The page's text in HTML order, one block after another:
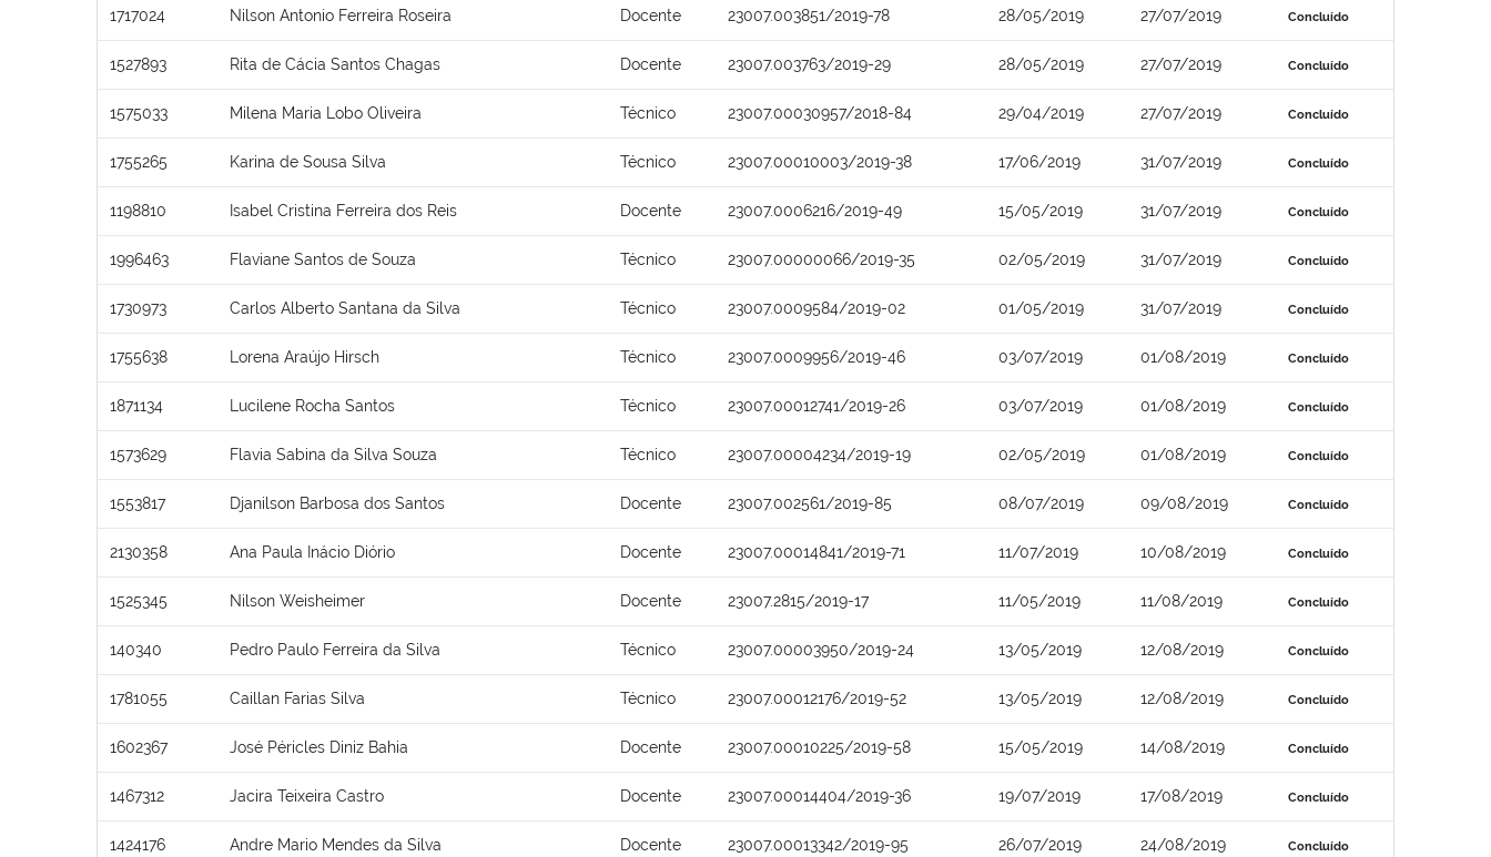
1717024 Nilson Antonio Ferreira Roseira Docente 23007.003851/2019-78 28/05/2019 27/07/2019 Concluído
1527893 Rita de Cácia Santos Chagas Docente 23007.003763/2019-29 28/05/2019 27/07/2019 Concluído
1575033 Milena Maria Lobo Oliveira Técnico 23007.00030957/2018-84 29/04/2019 27/07/2019 Concluído
1755265 Karina de Sousa Silva Técnico 23007.00010003/2019-38 17/06/2019 31/07/2019 Concluído
1198810 Isabel Cristina Ferreira dos Reis Docente 23007.0006216/2019-49 15/05/2019 31/07/2019 Concluído
1996463 Flaviane Santos de Souza Técnico 23007.00000066/2019-35 02/05/2019 31/07/2019 Concluído
1730973 Carlos Alberto Santana da Silva Técnico 23007.0009584/2019-02 01/05/2019 31/07/2019 Concluído
1755638 Lorena Araújo Hirsch Técnico 23007.0009956/2019-46 03/07/2019 01/08/2019 Concluído
1871134 Lucilene Rocha Santos Técnico 23007.00012741/2019-26 03/07/2019 01/08/2019 Concluído
1573629 Flavia Sabina da Silva Souza Técnico 23007.00004234/2019-19 02/05/2019 01/08/2019 Concluído
1553817 Djanilson Barbosa dos Santos Docente 23007.002561/2019-85 08/07/2019 09/08/2019 Concluído
2130358 Ana Paula Inácio Diório Docente 23007.00014841/2019-71 11/07/2019 10/08/2019 Concluído
1525345 Nilson Weisheimer Docente 23007.2815/2019-17 11/05/2019 11/08/2019 Concluído
140340 Pedro Paulo Ferreira da Silva Técnico 23007.00003950/2019-24 13/05/2019 12/08/2019 Concluído
1781055 Caillan Farias Silva Técnico 23007.00012176/2019-52 13/05/2019 12/08/2019 Concluído
1602367 José Péricles Diniz Bahia Docente 23007.00010225/2019-58 15/05/2019 14/08/2019 Concluído
1467312 Jacira Teixeira Castro Docente 23007.00014404/2019-36 19/07/2019 17/08/2019 Concluído
1424176 Andre Mario Mendes da Silva Docente 23007.00013342/2019-95 26/07/2019 24/08/2019 Concluído